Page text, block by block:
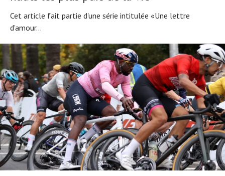
Cet article fait partie d'une série intitulée «Une lettre
d'amour...